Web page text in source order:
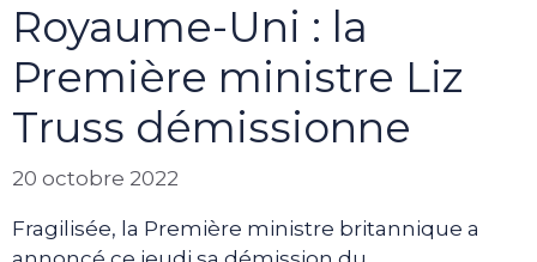
Royaume-Uni : la
Première ministre Liz
Truss démissionne
20 octobre 2022
Fragilisée, la Première ministre britannique a